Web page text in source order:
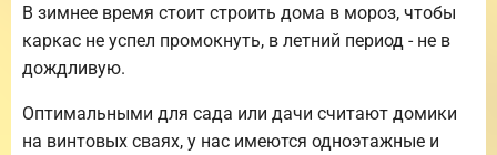
В зимнее время стоит строить дома в мороз, чтобы
каркас не успел промокнуть, в летний период - не в
дождливую.
Оптимальными для сада или дачи считают домики
на винтовых сваях, у нас имеются одноэтажные и